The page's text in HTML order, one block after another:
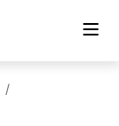
/